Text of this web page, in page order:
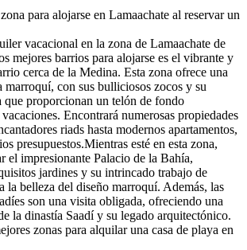
para alojarse en Lamaachate al reservar un
vacacional en la zona de Lamaachate de
mejores barrios para alojarse es el vibrante y
cerca de la Medina. Esta zona ofrece una
marroquí, con sus bulliciosos zocos y su
que proporcionan un telón de fondo
Encontrará numerosas propiedades
riads hasta modernos apartamentos,
presupuestos.Mientras esté en esta zona,
el impresionante Palacio de la Bahía,
jardines y su intrincado trabajo de
la belleza del diseño marroquí. Además, las
son una visita obligada, ofreciendo una
la dinastía Saadí y su legado arquitectónico.
zonas para alquilar una casa de playa en